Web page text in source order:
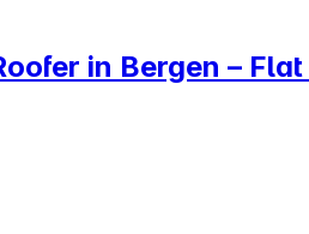
in Bergen –